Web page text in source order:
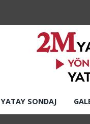
YATAY SONDAJ